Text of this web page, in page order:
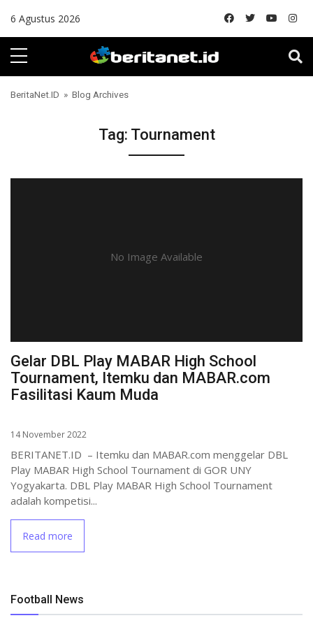
6 Agustus 2026
BeritaNet.ID » Blog Archives
Tag: Tournament
No Image Available
Gelar DBL Play MABAR High School
Tournament, Itemku dan MABAR.com
Fasilitasi Kaum Muda
14 November 2022
BERITANET.ID – Itemku dan MABAR.com menggelar DBL
Play MABAR High School Tournament di GOR UNY
Yogyakarta. DBL Play MABAR High School Tournament
adalah kompetisi...
Read more
Football News